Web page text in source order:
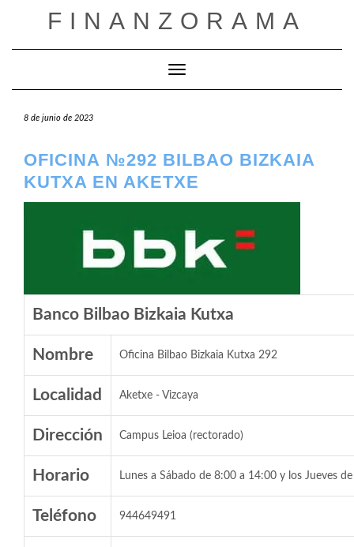
FINANZORAMA
Cambiar modo de navegación
8 de junio de 2023
OFICINA №292 BILBAO BIZKAIA
KUTXA EN AKETXE
Banco Bilbao Bizkaia Kutxa
Nombre Oficina Bilbao Bizkaia Kutxa 292
Localidad Aketxe - Vizcaya
Dirección Campus Leioa (rectorado)
Horario Lunes a Sábado de 8:00 a 14:00 y los Jueves
Teléfono 944649491